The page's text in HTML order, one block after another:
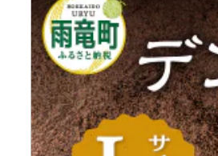
よくあるご質
問い合わせ